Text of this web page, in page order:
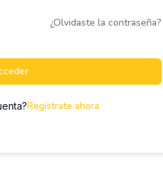
¿Olvidaste la contraseña?
Regístrate ahora